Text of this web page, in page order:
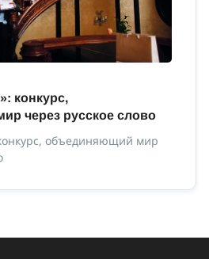
конкурс,
через русское слово
объединяющий мир